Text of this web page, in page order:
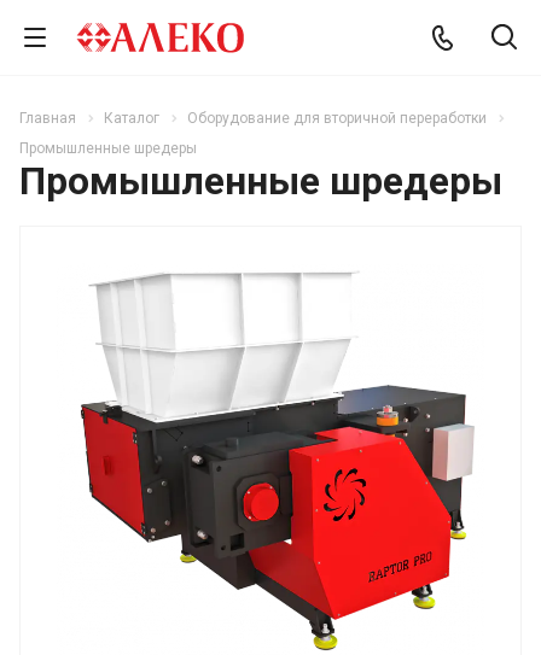
Главная Каталог
Оборудование для вторичной переработки
Промышленные шредеры
Промышленные шредеры